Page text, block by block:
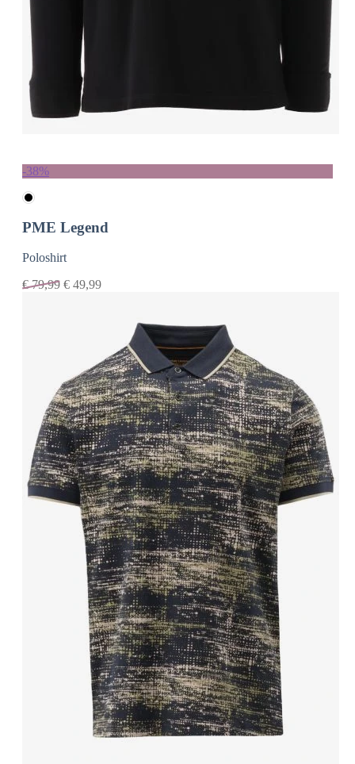
-38%
PME Legend
Poloshirt
€79,99 € 49,99